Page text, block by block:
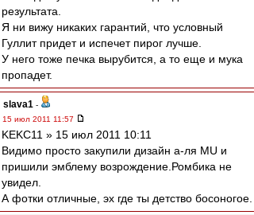
результата.
Я ни вижу никаких гарантий, что условный
Гуллит придет и испечет пирог лучше.
У него тоже печка вырубится, а то еще и мука
пропадет.
slava1 -
15 июл 2011 11:57
KEKC11 » 15 июл 2011 10:11
Видимо просто закупили дизайн а-ля MU и
пришили эмблему возрождение.Ромбика не
увидел.
А фотки отличные, эх где ты детство босоногое.